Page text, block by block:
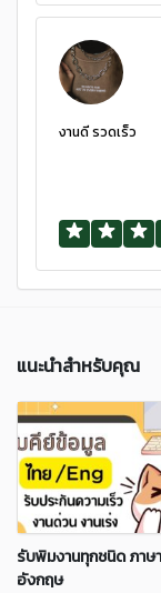
งานดี รวดเร็ว
แนะนำสำหรับคุณ
รับพิมงานทุกชนิด ภาษ
อังกฤษ